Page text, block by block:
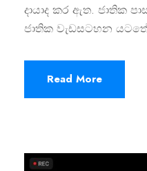
දායාද කර ඇත. ජාතික
ජාතික වැඩසටහන
Read More